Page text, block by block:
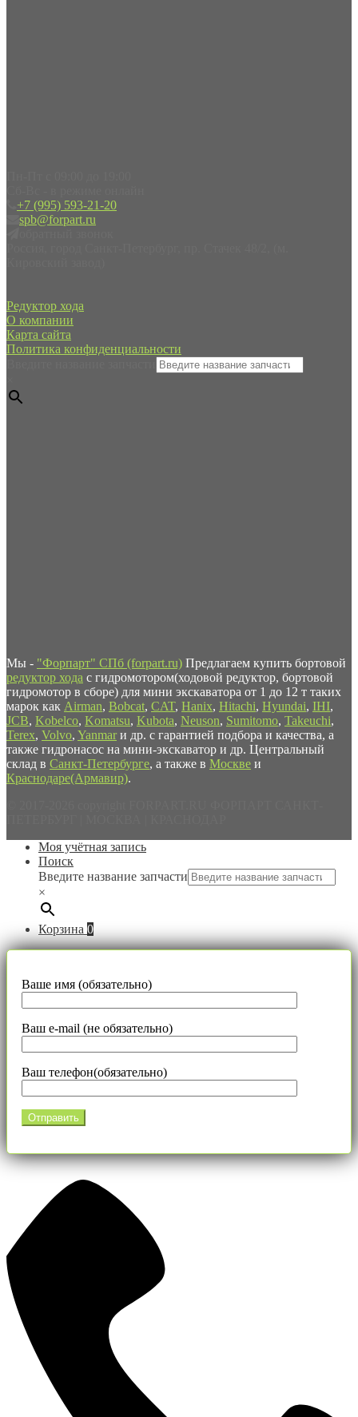
+7 (995) 593-21-20
spb@forpart.ru
Редуктор хода
О компании
Карта сайта
Политика конфиденциальности
Мы - "Форпарт" СПб (forpart.ru) Предлагаем купить бортовой
редуктор хода с гидромотором(ходовой редуктор, бортовой
гидромотор в сборе) для мини экскаватора от 1 до 12 т таких
марок как Airman, Bobcat, CAT, Hanix, Hitachi, Hyundai, IHI,
JCB, Kobelco, Komatsu, Kubota, Neuson, Sumitomo, Takeuchi,
Terex, Volvo, Yanmar и др. с гарантией подбора и качества, а
также гидронасос на мини-экскаватор и др. Центральный
склад в Санкт-Петербурге, а также в Москве и
Краснодаре(Армавир).
Моя учётная запись
Поиск
Введите название запчасти
×
Корзина 0
Ваше имя (обязательно)
Ваш e-mail (не обязательно)
Ваш телефон(обязательно)